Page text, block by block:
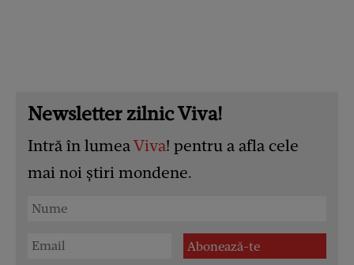
Newsletter zilnic Viva!
Intră în lumeaViva! pentru a afla cele
mai noi știri mondene.